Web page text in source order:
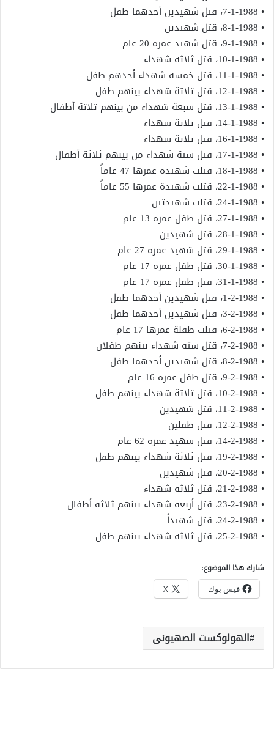
• 7-1-1988، قتل شهيدين أحدهما طفل
• 8-1-1988، قتل شهيدين
• 9-1-1988، قتل شهيد عمره 20 عام
• 10-1-1988، قتل ثلاثة شهداء
• 11-1-1988، قتل خمسة شهداء أحدهم طفل
• 12-1-1988، قتل ثلاثة شهداء بينهم طفل
• 13-1-1988، قتل سبعة شهداء من بينهم ثلاثة أطفال
• 14-1-1988، قتل ثلاثة شهداء
• 16-1-1988، قتل ثلاثة شهداء
• 17-1-1988، قتل ستة شهداء من بينهم ثلاثة أطفال
• 18-1-1988، قتلت شهيدة عمرها 47 عاماً
• 22-1-1988، قتلت شهيدة عمرها 55 عاماً
• 24-1-1988، قتلت شهيدتين
• 27-1-1988، قتل طفل عمره 13 عام
• 28-1-1988، قتل شهيدين
• 29-1-1988، قتل شهيد عمره 27 عام
• 30-1-1988، قتل طفل عمره 17 عام
• 31-1-1988، قتل طفل عمره 17 عام
• 1-2-1988، قتل شهيدين أحدهما طفل
• 3-2-1988، قتل شهيدين أحدهما طفل
• 6-2-1988، قتلت طفلة عمرها 17 عام
• 7-2-1988، قتل ستة شهداء بينهم طفلان
• 8-2-1988، قتل شهيدين أحدهما طفل
• 9-2-1988، قتل طفل عمره 16 عام
• 10-2-1988، قتل ثلاثة شهداء بينهم طفل
• 11-2-1988، قتل شهيدين
• 12-2-1988، قتل طفلين
• 14-2-1988، قتل شهيد عمره 62 عام
• 19-2-1988، قتل ثلاثة شهداء بينهم طفل
• 20-2-1988، قتل شهيدين
• 21-2-1988، قتل ثلاثة شهداء
• 23-2-1988، قتل أربعة شهداء بينهم ثلاثة أطفال
• 24-2-1988، قتل شهيداً
• 25-2-1988، قتل ثلاثة شهداء بينهم طفل
شارك هذا الموضوع:
فيس بوك X
الهولوكست الصهيونى